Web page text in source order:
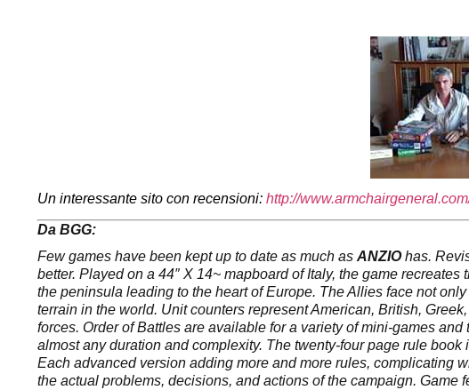
Un interessante sito con recensioni: http://
Da BGG:
Few games have been kept up to date as much asANZIOhas.
better. Played on a 44″ X 14~ mapboard of Italy, the game
the peninsula leading to the heart of Europe. The Allies face not
terrain in the world. Unit counters represent American, British,
forces. Order of Battles are available for a variety of mini-games
almost any duration and complexity. The twenty-four page rule
Each advanced version adding more and more rules, complicating
the actual problems, decisions, and actions of the campaign. Game